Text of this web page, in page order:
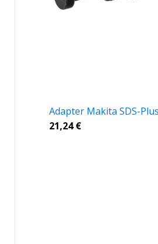
Adapter Makita SDS-
21,24€